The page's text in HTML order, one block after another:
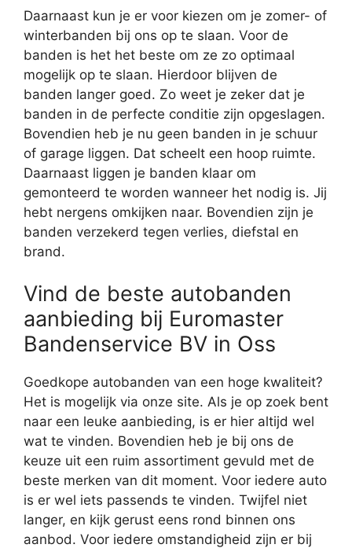
Daarnaast kun je er voor kiezen om je zomer- of
winterbanden bij ons op te slaan. Voor de
banden is het het beste om ze zo optimaal
mogelijk op te slaan. Hierdoor blijven de
banden langer goed. Zo weet je zeker dat je
banden in de perfecte conditie zijn opgeslagen.
Bovendien heb je nu geen banden in je schuur
of garage liggen. Dat scheelt een hoop ruimte.
Daarnaast liggen je banden klaar om
gemonteerd te worden wanneer het nodig is. Jij
hebt nergens omkijken naar. Bovendien zijn je
banden verzekerd tegen verlies, diefstal en
brand.
Vind de beste autobanden
aanbieding bij Euromaster
Bandenservice BV in Oss
Goedkope autobanden van een hoge kwaliteit?
Het is mogelijk via onze site. Als je op zoek bent
naar een leuke aanbieding, is er hier altijd wel
wat te vinden. Bovendien heb je bij ons de
keuze uit een ruim assortiment gevuld met de
beste merken van dit moment. Voor iedere auto
is er wel iets passends te vinden. Twijfel niet
langer, en kijk gerust eens rond binnen ons
aanbod. Voor iedere omstandigheid zijn er bij